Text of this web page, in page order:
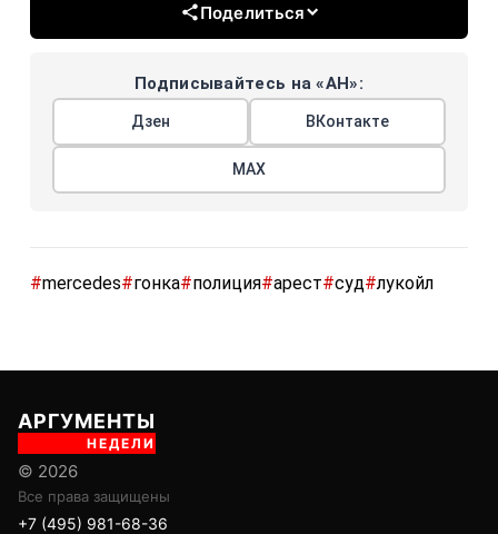
Поделиться
Подписывайтесь на «АН»:
Дзен ВКонтакте
МАХ
#mercedes#гонка#полиция#арест#суд#лукойл
АРГУМЕНТЫ
НЕДЕЛИ
© 2026
Все права защищены
+7 (495) 981-68-36